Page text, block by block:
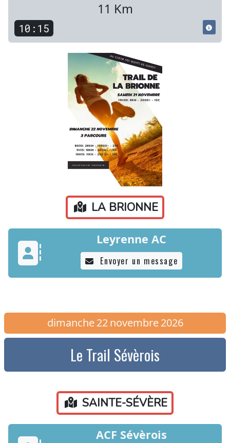
11 Km
10:15
LA BRIONNE
Leyrenne AC
Envoyer un message
dimanche 22 novembre 2026
Le Trail Sévèrois
SAINTE-SÉVÈRE
ACF Sévèrois